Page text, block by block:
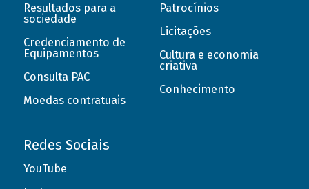
Resultados para a
sociedade
Credenciamento de
Equipamentos
Consulta PAC
Moedas contratuais
Patrocínios
Licitações
Cultura e economia
criativa
Conhecimento
Redes Sociais
YouTube